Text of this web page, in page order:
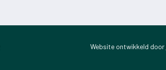
Website ontwikkeld door